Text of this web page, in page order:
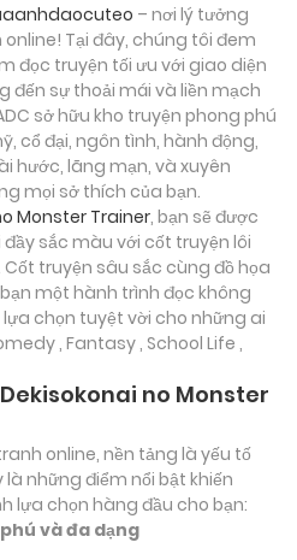
– nơi lý tưởng
Tại đây, chúng tôi đem
đọc truyện tối ưu với giao diện
sự thoải mái và liền mạch
sở hữu kho truyện phong phú
cổ đại, ngôn tình, hành động,
hước, lãng mạn, và xuyên
mọi sở thích của bạn.
Monster Trainer, bạn sẽ được
sắc màu với cốt truyện lôi
truyện sâu sắc cùng đồ họa
một hành trình đọc không
chọn tuyệt vời cho những ai
, Fantasy , School Life ,
no Monster
online, nền tảng là yếu tố
những điểm nổi bật khiến
chọn hàng đầu cho bạn:
và đa dạng